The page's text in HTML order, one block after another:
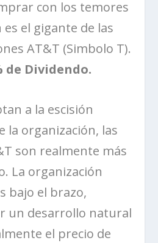
con los temores
el gigante de las
AT&T (Simbolo T).
de Dividendo.
a la escisión
la organización, las
son realmente más
La organización
bajo el brazo,
un desarrollo natural
el precio de